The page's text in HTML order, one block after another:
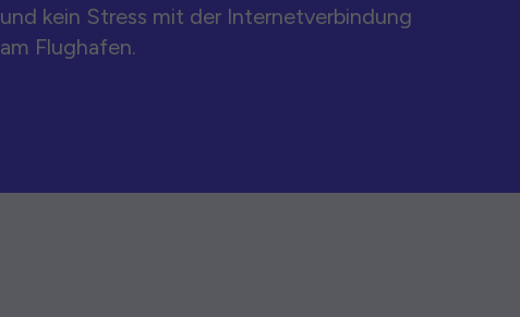
und kein Stress mit der Internetverbindung
am Flughafen.